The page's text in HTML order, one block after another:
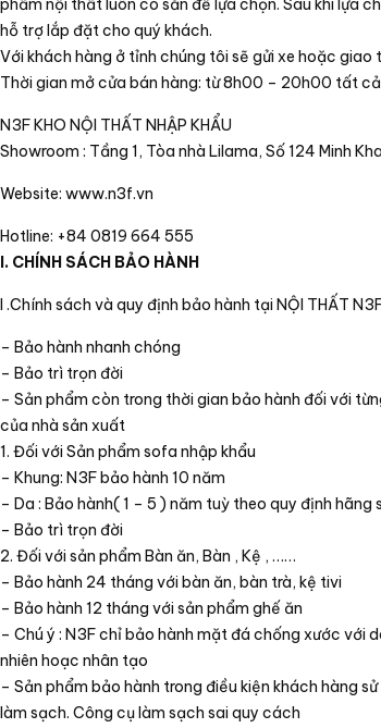
phẩm nội thất luôn có sẵn để lựa chọn. Sau khi lựa
hỗ trợ lắp đặt cho quý khách.
Với khách hàng ở tỉnh chúng tôi sẽ gửi xe hoặc
Thời gian mở cửa bán hàng: từ 8h00 – 20h00 tất
N3F KHO NỘI THẤT NHẬP KHẨU
Showroom : Tầng 1, Tòa nhà Lilama, Số 124 Minh
Website: www.n3f.vn
Hotline: +84 0819 664 555
I. CHÍNH SÁCH BẢO HÀNH
I .Chính sách và quy định bảo hành tại NỘI THẤT
– Bảo hành nhanh chóng
– Bảo trì trọn đời
– Sản phẩm còn trong thời gian bảo hành đối với
của nhà sản xuất
1. Đối với Sản phẩm sofa nhập khẩu
– Khung: N3F bảo hành 10 năm
– Da : Bảo hành( 1 – 5 ) năm tuỳ theo quy định hãng
– Bảo trì trọn đời
2. Đối với sản phẩm Bàn ăn, Bàn , Kệ , ……
– Bảo hành 24 tháng với bàn ăn, bàn trà, kệ tivi
– Bảo hành 12 tháng với sản phẩm ghế ăn
– Chú ý : N3F chỉ bảo hành mặt đá chống xước với
nhiên hoạc nhân tạo
– Sản phẩm bảo hành trong điều kiện khách hàng
làm sạch. Công cụ làm sạch sai quy cách